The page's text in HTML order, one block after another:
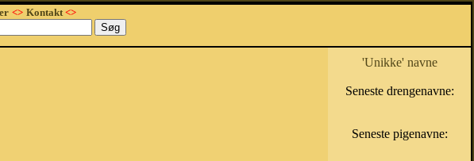
<> Kontakt<>
'Unikke' navne
Seneste drengenavne:
Seneste pigenavne: